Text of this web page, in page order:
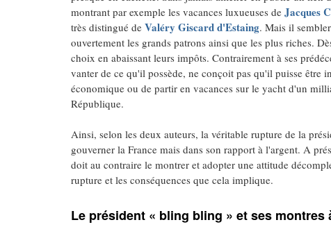
montrant par exemple les vacances luxueuses de Jacques
très distingué de Valéry Giscard d'Estaing. Mais il
ouvertement les grands patrons ainsi que les plus riches.
choix en abaissant leurs impôts. Contrairement à ses
vanter de ce qu'il possède, ne conçoit pas qu'il puisse être
économique ou de partir en vacances sur le yacht d'un
République.
Ainsi, selon les deux auteurs, la véritable rupture de la
gouverner la France mais dans son rapport à l'argent. A
doit au contraire le montrer et adopter une attitude
rupture et les conséquences que cela implique.
Le président « bling bling » et ses montres